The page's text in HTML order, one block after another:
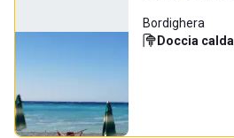
Bordighera
Doccia calda